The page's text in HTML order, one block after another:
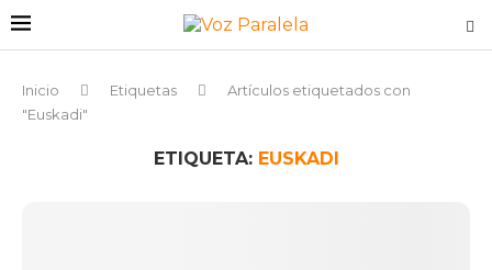
Inicio Etiquetas
Artículos etiquetados con
"Euskadi"
ETIQUETA: EUSKADI